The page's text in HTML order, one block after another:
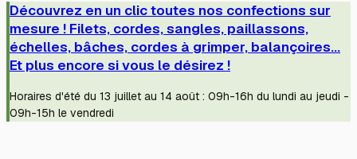
Découvrez en un clic toutes nos confections sur
mesure ! Filets, cordes, sangles, paillassons,
échelles, bâches, cordes à grimper, balançoires...
Et plus encore si vous le désirez !
Horaires d'été du 13 juillet au 14 août : 09h-16h du lundi au jeudi -
09h-15h le vendredi